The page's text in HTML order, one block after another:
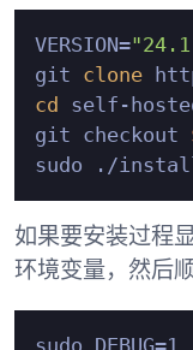
VERSION=
git clone
cd self-
git checkout
如果要安装过程
环境变量，然后